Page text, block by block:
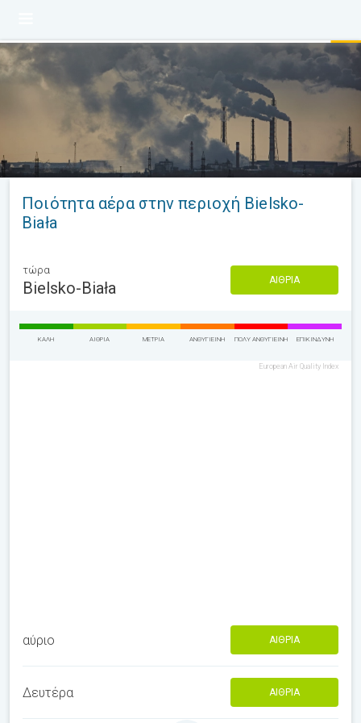
Ποιότητα αέρα στην περιοχή Bielsko-
Biała
τώρα
Bielsko-Biała ΑΊΘΡΙΑ
ΚΑΛΉ ΑΊΘΡΙΑ ΜΈΤΡΙΑ ΑΝΘΥΓΙΕΙΝΉ ΠΟΛΎ ΑΝΘΥΓΙΕΙΝΉ ΕΠΙΚΊΝΔΥΝΗ
European Air Quality Index
αύριο ΑΊΘΡΙΑ
Δευτέρα ΑΊΘΡΙΑ